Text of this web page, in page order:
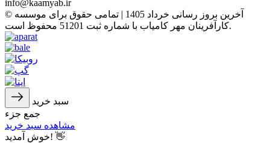
info@kaamyab.ir
© آخرین بروز رسانی خرداد 1405 | تمامی حقوق برای موسسه
کارآفرینان مهر کامیاب با شماره ثبت 51201 محفوظ است.
سبد خرید
جمع جزء
مشاهده سبد خرید
خوش آمدید! 👋